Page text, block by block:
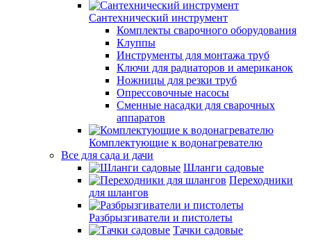
Сантехнический инструмент
Комплекты сварочного оборудования
Клуппы
Инструменты для монтажа труб
Ключи для радиаторов и американок
Ножницы для резки труб
Опрессовочные насосы
Сменные насадки для сварочных
аппаратов
Комплектующие к водонагревателю
Все для сада и дачи
Шланги садовые
Переходники
для шлангов
Разбрызгиватели и пистолеты
Тачки садовые